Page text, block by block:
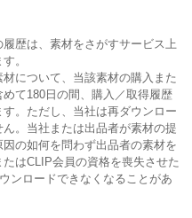
歴は、素材をさがすサービス上
。
について、当該素材の購入また
て180日の間、購入／取得履歴
。ただし、当社は再ダウンロー
。当社または出品者が素材の提
の如何を問わず出品者の素材を
はCLIP会員の資格を喪失させた
ンロードできなくなることがあ